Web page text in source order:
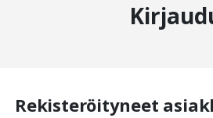
Rekisteröityneet